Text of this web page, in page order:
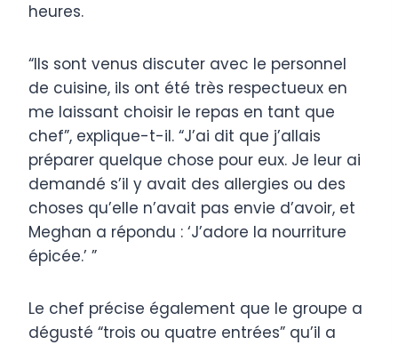
heures.
“Ils sont venus discuter avec le personnel
de cuisine, ils ont été très respectueux en
me laissant choisir le repas en tant que
chef”, explique-t-il. “J’ai dit que j’allais
préparer quelque chose pour eux. Je leur ai
demandé s’il y avait des allergies ou des
choses qu’elle n’avait pas envie d’avoir, et
Meghan a répondu : ‘J’adore la nourriture
épicée.’ ”
Le chef précise également que le groupe a
dégusté “trois ou quatre entrées” qu’il a